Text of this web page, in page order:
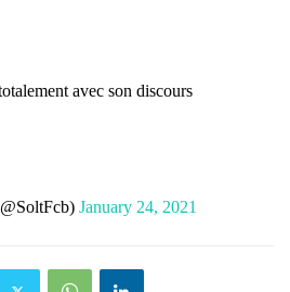
avec son discours
January 24, 2021